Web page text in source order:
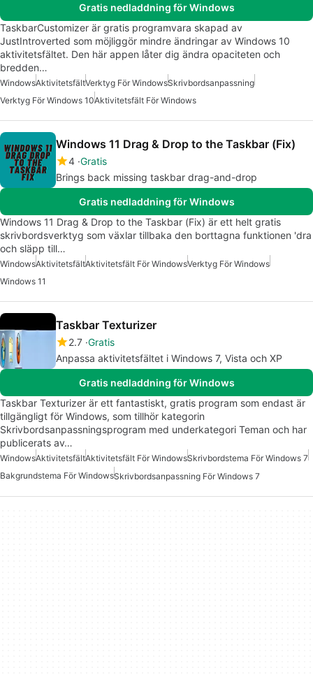
Gratis nedladdning för Windows
TaskbarCustomizer är gratis programvara skapad av
JustIntroverted som möjliggör mindre ändringar av Windows 10
aktivitetsfältet. Den här appen låter dig ändra opaciteten och
bredden…
WindowsAktivitetsfältVerktyg För WindowsSkrivbordsanpassning
Verktyg För Windows 10Aktivitetsfält För Windows
Windows 11 Drag & Drop to the Taskbar (Fix)
4 Gratis
Brings back missing taskbar drag-and-drop
Gratis nedladdning för Windows
Windows 11 Drag & Drop to the Taskbar (Fix) är ett helt gratis
skrivbordsverktyg som växlar tillbaka den borttagna funktionen 'dra
och släpp till…
WindowsAktivitetsfältAktivitetsfält För WindowsVerktyg För Windows
Windows 11
Taskbar Texturizer
2.7 Gratis
Anpassa aktivitetsfältet i Windows 7, Vista och XP
Gratis nedladdning för Windows
Taskbar Texturizer är ett fantastiskt, gratis program som endast är
tillgängligt för Windows, som tillhör kategorin
Skrivbordsanpassningsprogram med underkategori Teman och har
publicerats av…
WindowsAktivitetsfältAktivitetsfält För WindowsSkrivbordstema För Windows 7
Bakgrundstema För WindowsSkrivbordsanpassning För Windows 7